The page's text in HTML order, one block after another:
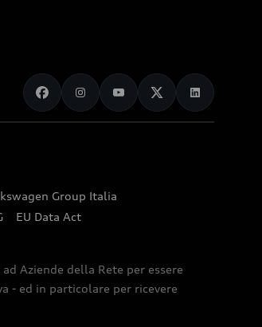
Group Italia
EU Data Act
Aziende della Rete per essere
- ed in particolare per ricevere